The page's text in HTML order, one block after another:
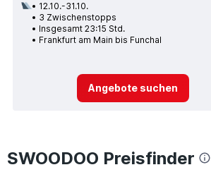
12.10.-31.10.
3 Zwischenstopps
Insgesamt 23:15 Std.
Frankfurt am Main bis Funchal
Angebote suchen
SWOODOO Preisfinder